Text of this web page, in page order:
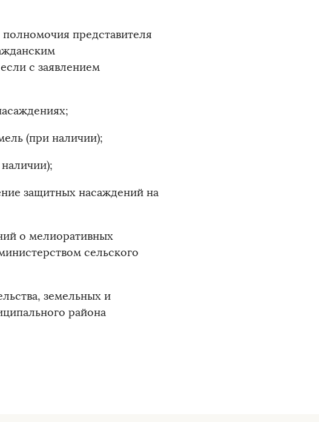
представителя
с заявлением
(при наличии);
защитных насаждений на
о мелиоративных
сельского
земельных и
района